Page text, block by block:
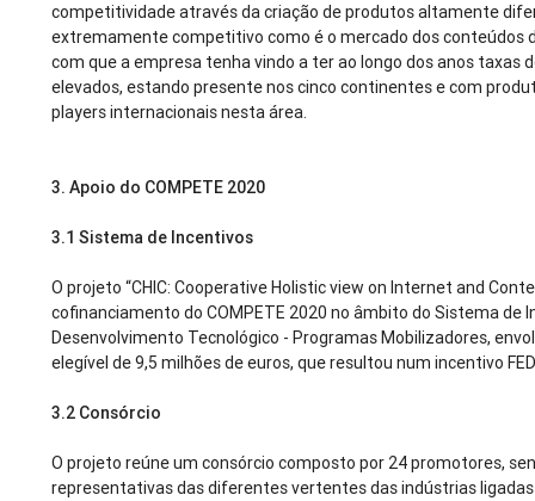
competitividade através da criação de produtos altamente
extremamente competitivo como é o mercado dos conteúdos
com que a empresa tenha vindo a ter ao longo dos anos taxas
elevados, estando presente nos cinco continentes e com
players internacionais nesta área.
3. Apoio do COMPETE 2020
3.1 Sistema de Incentivos
O projeto “CHIC: Cooperative Holistic view on Internet and
cofinanciamento do COMPETE 2020 no âmbito do Sistema de
Desenvolvimento Tecnológico - Programas Mobilizadores,
elegível de 9,5 milhões de euros, que resultou num incentivo
3.2 Consórcio
O projeto reúne um consórcio composto por 24 promotores,
representativas das diferentes vertentes das indústrias